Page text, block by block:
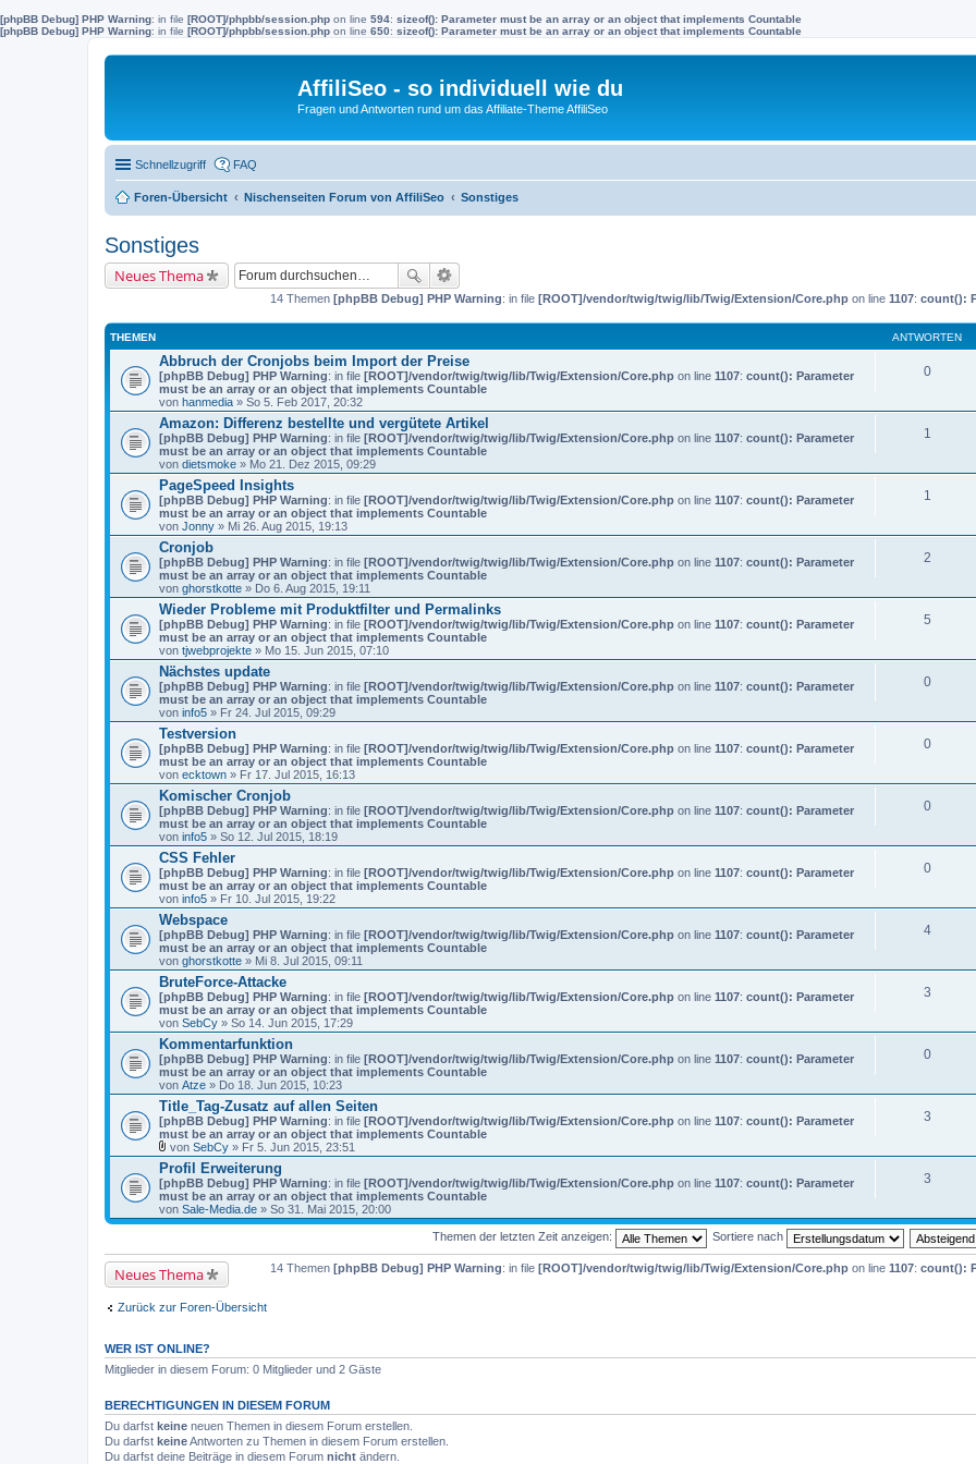
[phpBB Debug] PHP Warning: in file [ROOT]/phpbb/session.php on line 594: sizeof(): Parameter must be an array or an object that implements Countable
[phpBB Debug] PHP Warning: in file [ROOT]/phpbb/session.php on line 650: sizeof(): Parameter must be an array or an object that implements Countable
AffiliSeo - so individuell wie du
Fragen und Antworten rund um das Affiliate-Theme AffiliSeo
Schnellzugriff FAQ
Foren-Übersicht Nischenseiten Forum von AffiliSeo Sonstiges
Sonstiges
Neues Thema
14 Themen [phpBB Debug] PHP Warning: in file [ROOT]/vendor/twig/twig/lib/Twig/Extension/Core.php on line 1107: count():
THEMEN ANTWORTEN
Abbruch der Cronjobs beim Import der Preise
[phpBB Debug] PHP Warning: in file [ROOT]/vendor/twig/twig/lib/Twig/Extension/Core.php on line 1107: count(): Parameter
must be an array or an object that implements Countable
von hanmedia » So 5. Feb 2017, 20:32
0
Amazon: Differenz bestellte und vergütete Artikel
[phpBB Debug] PHP Warning: in file [ROOT]/vendor/twig/twig/lib/Twig/Extension/Core.php on line 1107: count(): Parameter
must be an array or an object that implements Countable
von dietsmoke » Mo 21. Dez 2015, 09:29
1
PageSpeed Insights
[phpBB Debug] PHP Warning: in file [ROOT]/vendor/twig/twig/lib/Twig/Extension/Core.php on line 1107: count(): Parameter
must be an array or an object that implements Countable
von Jonny » Mi 26. Aug 2015, 19:13
1
Cronjob
[phpBB Debug] PHP Warning: in file [ROOT]/vendor/twig/twig/lib/Twig/Extension/Core.php on line 1107: count(): Parameter
must be an array or an object that implements Countable
von ghorstkotte » Do 6. Aug 2015, 19:11
2
Wieder Probleme mit Produktfilter und Permalinks
[phpBB Debug] PHP Warning: in file [ROOT]/vendor/twig/twig/lib/Twig/Extension/Core.php on line 1107: count(): Parameter
must be an array or an object that implements Countable
von tjwebprojekte » Mo 15. Jun 2015, 07:10
5
Nächstes update
[phpBB Debug] PHP Warning: in file [ROOT]/vendor/twig/twig/lib/Twig/Extension/Core.php on line 1107: count(): Parameter
must be an array or an object that implements Countable
von info5 » Fr 24. Jul 2015, 09:29
0
Testversion
[phpBB Debug] PHP Warning: in file [ROOT]/vendor/twig/twig/lib/Twig/Extension/Core.php on line 1107: count(): Parameter
must be an array or an object that implements Countable
von ecktown » Fr 17. Jul 2015, 16:13
0
Komischer Cronjob
[phpBB Debug] PHP Warning: in file [ROOT]/vendor/twig/twig/lib/Twig/Extension/Core.php on line 1107: count(): Parameter
must be an array or an object that implements Countable
von info5 » So 12. Jul 2015, 18:19
0
CSS Fehler
[phpBB Debug] PHP Warning: in file [ROOT]/vendor/twig/twig/lib/Twig/Extension/Core.php on line 1107: count(): Parameter
must be an array or an object that implements Countable
von info5 » Fr 10. Jul 2015, 19:22
0
Webspace
[phpBB Debug] PHP Warning: in file [ROOT]/vendor/twig/twig/lib/Twig/Extension/Core.php on line 1107: count(): Parameter
must be an array or an object that implements Countable
von ghorstkotte » Mi 8. Jul 2015, 09:11
4
BruteForce-Attacke
[phpBB Debug] PHP Warning: in file [ROOT]/vendor/twig/twig/lib/Twig/Extension/Core.php on line 1107: count(): Parameter
must be an array or an object that implements Countable
von SebCy » So 14. Jun 2015, 17:29
3
Kommentarfunktion
[phpBB Debug] PHP Warning: in file [ROOT]/vendor/twig/twig/lib/Twig/Extension/Core.php on line 1107: count(): Parameter
must be an array or an object that implements Countable
von Atze » Do 18. Jun 2015, 10:23
0
Title_Tag-Zusatz auf allen Seiten
[phpBB Debug] PHP Warning: in file [ROOT]/vendor/twig/twig/lib/Twig/Extension/Core.php on line 1107: count(): Parameter
must be an array or an object that implements Countable
D
a
t
e
i
a
a
n
g
von SebCy » Fr 5. Jun 2015, 23:51
3
Profil Erweiterung
[phpBB Debug] PHP Warning: in file [ROOT]/vendor/twig/twig/lib/Twig/Extension/Core.php on line 1107: count(): Parameter
must be an array or an object that implements Countable
von Sale-Media.de » So 31. Mai 2015, 20:00
3
Themen der letzten Zeit anzeigen: Sortiere nach
Neues Thema 14 Themen [phpBB Debug] PHP Warning: in file [ROOT]/vendor/twig/twig/lib/Twig/Extension/Core.php on line 1107: count():
Zurück zur Foren-Übersicht
WER IST ONLINE?
Mitglieder in diesem Forum: 0 Mitglieder und 2 Gäste
BERECHTIGUNGEN IN DIESEM FORUM
Du darfst keine neuen Themen in diesem Forum erstellen.
Du darfst keineAntworten zu Themen in diesem Forum erstellen.
Du darfst deine Beiträge in diesem Forum nicht ändern.